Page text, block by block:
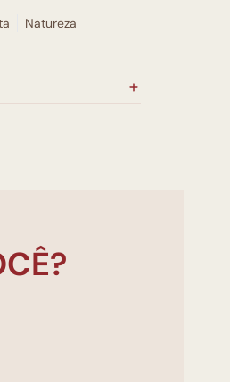
Natureza